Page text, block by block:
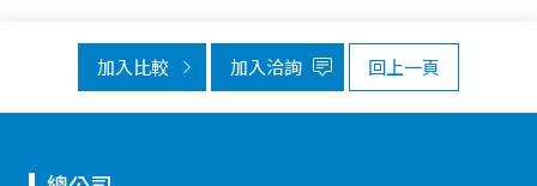
加入比較 加入洽詢 回上一頁